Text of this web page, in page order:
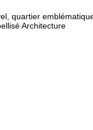
quartier
Architecture